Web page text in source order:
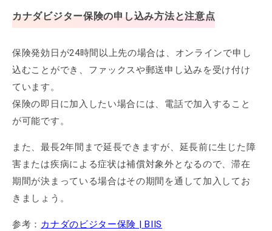
カナダビジター保険の申し込み方法と注意点
保険発効日が24時間以上先の場合は、オンラインで申し
込むことができ、ファックスや郵送申し込みを受け付け
ています。
保険の即日に加入したい場合には、電話で加入すること
が可能です。
また、最長2年間まで延長できますが、延長前に生じた障
害または疾病による症状は補償対象外となるので、滞在
期間が決まっている場合はその期間を通して加入してお
きましょう。
参考： カナダのビジター保険 | BIIS